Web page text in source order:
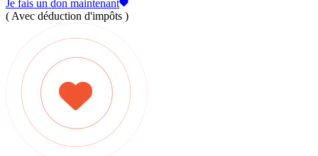
Je fais un don maintenant
( Avec déduction d'impôts )